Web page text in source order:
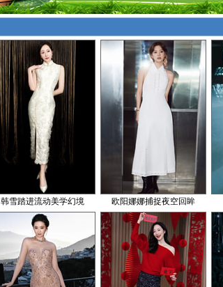
韩雪踏进流动美学幻境 欧阳娜娜捕捉夜空回眸